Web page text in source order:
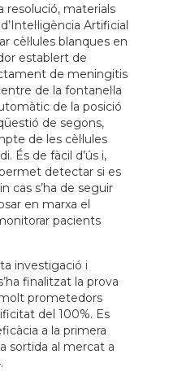
resolució, materials
Artificial
cèl·lules blanques en
establert de
de meningitis
de la fontanel·la
de la posició
de segons,
de les cèl·lules
És de fàcil d’ús i,
detectar si es
cas s’ha de seguir
en marxa el
pacients
investigació i
finalitzat la prova
prometedors
del 100%. Es
a la primera
sortida al mercat a